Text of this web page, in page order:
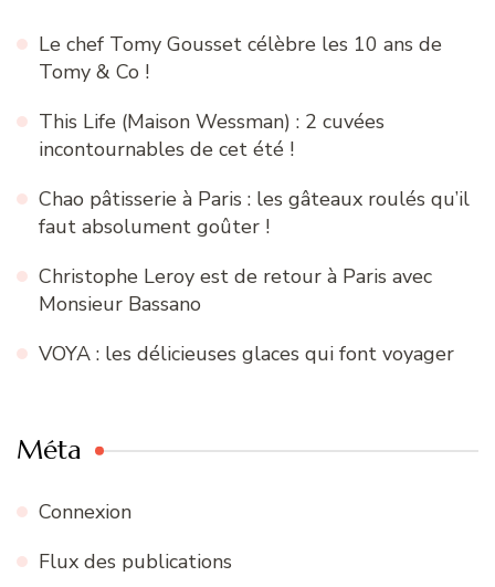
Le chef Tomy Gousset célèbre les 10 ans de
Tomy & Co !
This Life (Maison Wessman) : 2 cuvées
incontournables de cet été !
Chao pâtisserie à Paris : les gâteaux roulés qu’il
faut absolument goûter !
Christophe Leroy est de retour à Paris avec
Monsieur Bassano
VOYA : les délicieuses glaces qui font voyager
Méta
Connexion
Flux des publications